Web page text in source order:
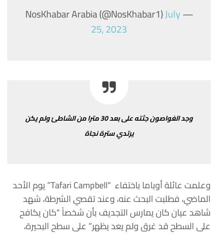
— NosKhabar Arabia (@NosKhabar1)
July
25, 2023
وجدالغواصونجثتهعلىبعد30 مترامنالشاطئولميكن
يرتديسترةنجاة
وعلمتعائلةأوباماباختفاء “Tafari Campbell” يومالأحد
الماضي،فطلبتالبحثعنه،وعندتقصيالشرطة،شهد
شاهدعيانكانيمارسالتجديف بأنشخصاً “كانيكافح
علىالسطحقدغرقولميعديظهر” علىسطحالبحيرة،